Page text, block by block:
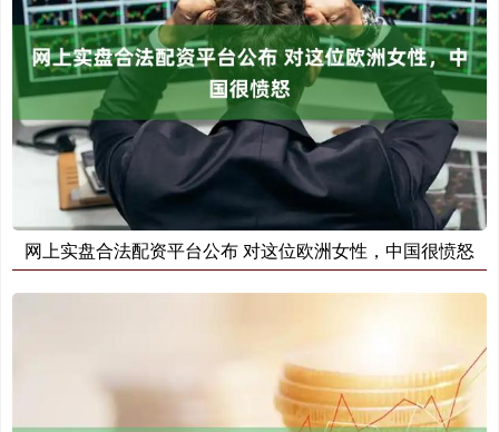
网上实盘合法配资平台公布 对这位欧洲女性，中国很愤怒